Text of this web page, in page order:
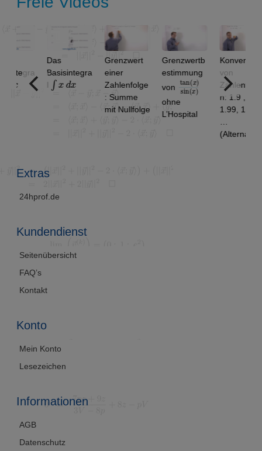
Das
Basisintegra
l∫ dx
Grenzwert
einer
Zahlenfolge
: Summe
mit Nullfolge
Grenzwertb
estimmung
von
(x
sin(
ohne
L’Hospital
Konvergenz
Zahlenfolge
n: 1.9 ,
1.99, 1.999,
(Alternativlö
Extras
24hprof.de
Kundendienst
Seitenübersicht
FAQ’s
Kontakt
Konto
Mein Konto
Lesezeichen
Informationen
AGB
Datenschutz